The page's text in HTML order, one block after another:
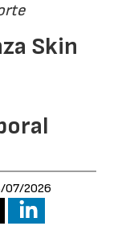
Skin
07/2026